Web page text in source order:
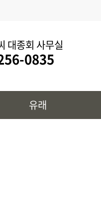
대종회 사무실
0835
유래